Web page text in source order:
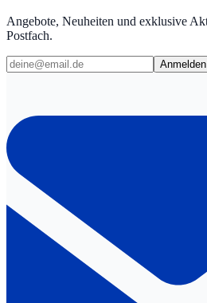
Angebote, Neuheiten und exklusive
Postfach.
Anmelden